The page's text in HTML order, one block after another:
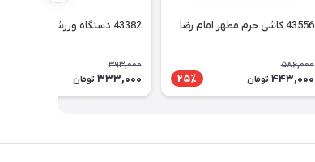
43556 کاشی حرم مطهر امام رضا
586,000
443,000 تومان 25٪
43382 دستگاه ورزشی همه کاره
393,000
333,000 تومان